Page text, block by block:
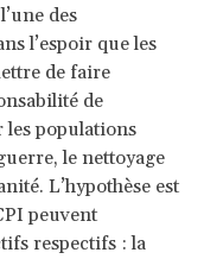
des
l’espoir que les
de faire
de
les populations
le nettoyage
L’hypothèse est
peuvent
respectifs : la